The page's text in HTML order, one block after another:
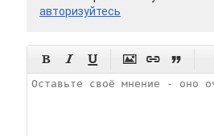
авторизуйтесь
     